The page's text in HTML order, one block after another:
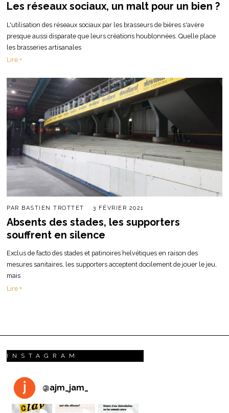
Les réseaux sociaux, un malt pour un bien ?
L'utilisation des réseaux sociaux par les brasseurs de bières s'avère
presque aussi disparate que leurs créations houblonnées. Quelle place
les brasseries artisanales
Lire +
PAR BASTIEN TROTTET 3 FÉVRIER 2021
Absents des stades, les supporters
souffrent en silence
Exclus de facto des stades et patinoires helvétiques en raison des
mesures sanitaires, les supporters acceptent docilement de jouer le jeu,
mais
Lire +
INSTAGRAM
@ajm_jam_